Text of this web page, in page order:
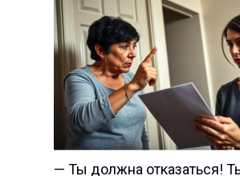
— Ты должна отказаться!